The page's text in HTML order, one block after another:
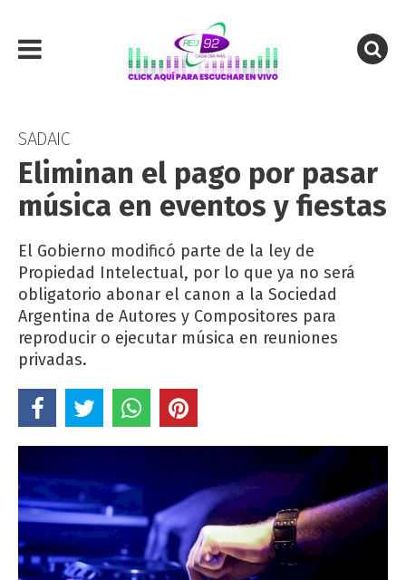
SADAIC
Eliminan el pago por pasar
música en eventos y fiestas
El Gobierno modificó parte de la ley de
Propiedad Intelectual, por lo que ya no será
obligatorio abonar el canon a la Sociedad
Argentina de Autores y Compositores para
reproducir o ejecutar música en reuniones
privadas.